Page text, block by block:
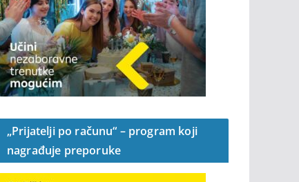
„Prijatelji po računu“ – program koji
nagrađuje preporuke